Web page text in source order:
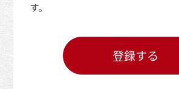
す。
登録する